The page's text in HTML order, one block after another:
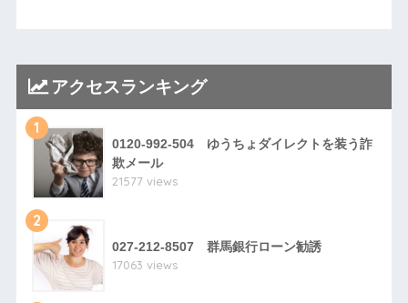
アクセスランキング
1
0120-992-504 ゆうちょダイレクトを装う詐
欺メール
21577 views
2
027-212-8507 群馬銀行ローン勧誘
17063 views